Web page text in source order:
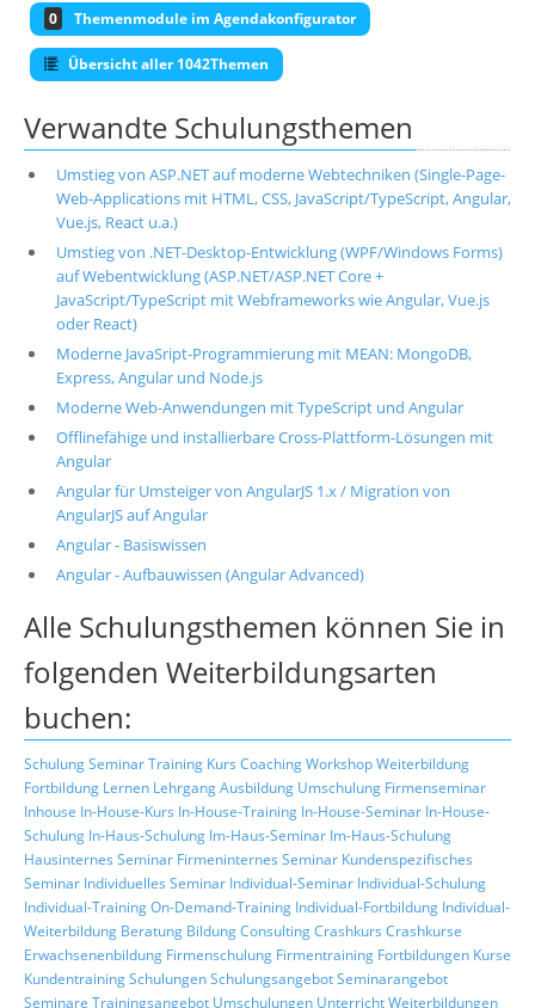
0 Themenmodule im Agendakonfigurator
Übersicht aller 1042Themen
Verwandte Schulungsthemen
Umstieg von ASP.NET auf moderne Webtechniken (Single-Page-
Web-Applications mit HTML, CSS, JavaScript/TypeScript, Angular,
Vue.js, React u.a.)
Umstieg von .NET-Desktop-Entwicklung (WPF/Windows Forms)
auf Webentwicklung (ASP.NET/ASP.NET Core +
JavaScript/TypeScript mit Webframeworks wie Angular, Vue.js
oder React)
Moderne JavaSript-Programmierung mit MEAN: MongoDB,
Express, Angular und Node.js
Moderne Web-Anwendungen mit TypeScript und Angular
Offlinefähige und installierbare Cross-Plattform-Lösungen mit
Angular
Angular für Umsteiger von AngularJS 1.x / Migration von
AngularJS auf Angular
Angular - Basiswissen
Angular - Aufbauwissen (Angular Advanced)
Alle Schulungsthemen können Sie in
folgenden Weiterbildungsarten
buchen:
SchulungSeminarTraining Kurs CoachingWorkshopWeiterbildung
Fortbildung Lernen LehrgangAusbildung Umschulung Firmenseminar
Inhouse In-House-Kurs In-House-Training In-House-Seminar In-House-
Schulung In-Haus-Schulung Im-Haus-Seminar Im-Haus-Schulung
Hausinternes Seminar Firmeninternes Seminar Kundenspezifisches
Seminar Individuelles Seminar Individual-Seminar Individual-Schulung
Individual-TrainingOn-Demand-Training Individual-Fortbildung Individual-
Weiterbildung Beratung BildungConsultingCrashkurs Crashkurse
Erwachsenenbildung Firmenschulung Firmentraining Fortbildungen Kurse
KundentrainingSchulungenSchulungsangebotSeminarangebot
Seminare Trainingsangebot Umschulungen UnterrichtWeiterbildungen